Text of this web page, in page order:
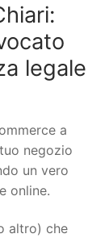
legale
a
negozio
un vero
online.
altro) che